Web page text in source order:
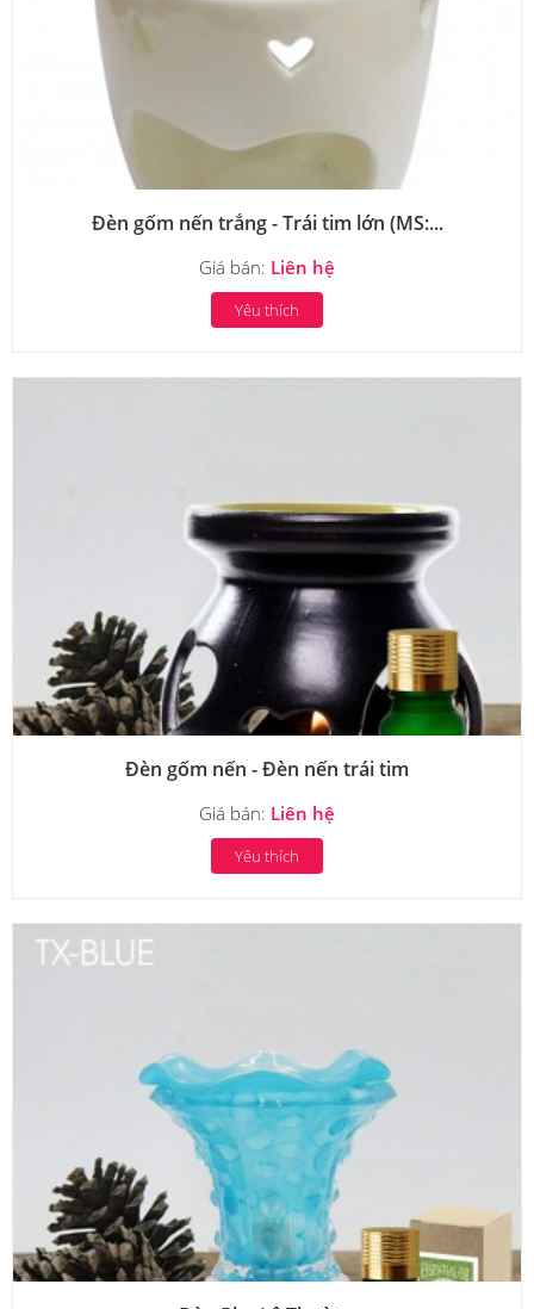
Đèn gốm nến trắng - Trái tim lớn (MS:...
Giá bán: Liên hệ
Yêu thích
Đèn gốm nến - Đèn nến trái tim
Giá bán: Liên hệ
Yêu thích